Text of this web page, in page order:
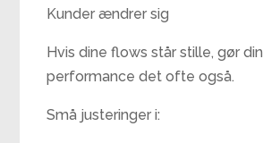
Kunder ændrer sig
Hvis dine flows står stille, gør din
performance det ofte også.
Små justeringer i: